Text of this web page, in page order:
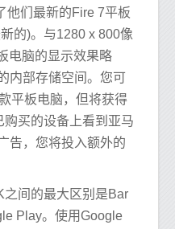
他们最新的Fire 7平板
的)。与1280 x 800像
电脑的显示效果略
内部存储空间。您可
平板电脑，但将获得
购买的设备上看到亚马
告，您将投入额外的
间的最大区别是Bar
Play。使用Google